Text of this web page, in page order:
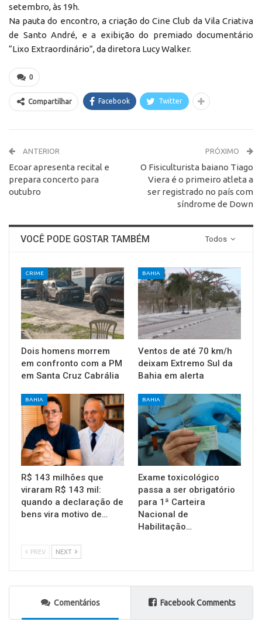
setembro, às 19h.
Na pauta do encontro, a criação do Cine Club da Vila Criativa
de Santo André, e a exibição do premiado documentário
“Lixo Extraordinário”, da diretora Lucy Walker.
0
Compartilhar Facebook Twitter
ANTERIOR
Ecoar apresenta recital e
prepara concerto para
outubro
PRÓXIMO
O Fisiculturista baiano Tiago
Viera é o primeiro atleta a
ser registrado no país com
síndrome de Down
Todos
VOCÊ PODE GOSTAR TAMBÉM
CRIME
Dois homens morrem
em confronto com a PM
em Santa Cruz Cabrália
BAHIA
Ventos de até 70 km/h
deixam Extremo Sul da
Bahia em alerta
BAHIA
R$ 143 milhões que
viraram R$ 143 mil:
quando a declaração de
bens vira motivo de…
BAHIA
Exame toxicológico
passa a ser obrigatório
para 1ª Carteira
Nacional de
Habilitação…
PREV NEXT
Comentários Facebook Comments